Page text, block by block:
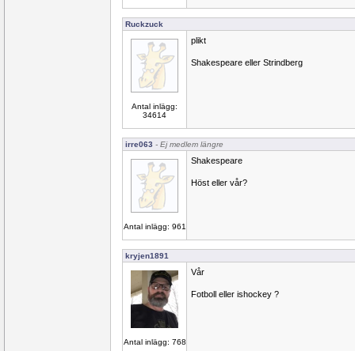
Ruckzuck
Antal inlägg:
34614
plikt
Shakespeare eller Strindberg
irre063 - Ej medlem längre
Antal inlägg: 961
Shakespeare
Höst eller vår?
kryjen1891
Antal inlägg: 768
Vår
Fotboll eller ishockey ?